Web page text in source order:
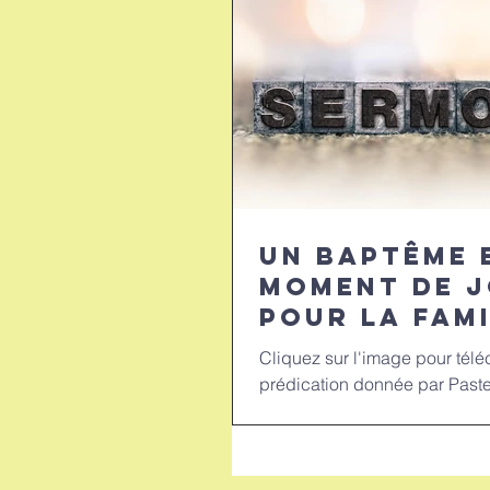
Un baptême
moment de
pour la
/ A
a moment
Cliquez sur l'image pour
prédication donnée par